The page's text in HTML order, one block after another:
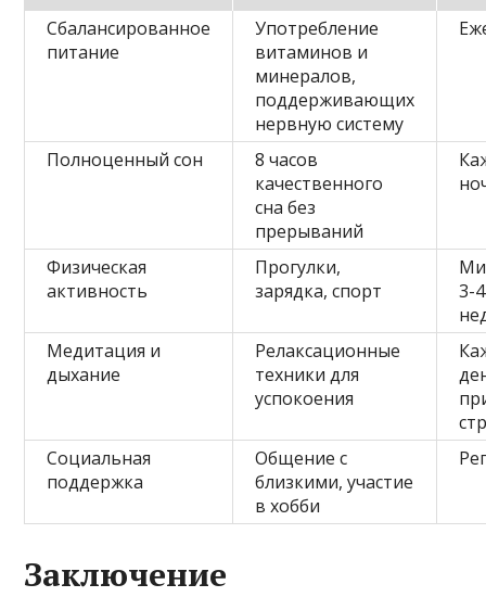
Сбалансированное
питание
Употребление
витаминов и
минералов,
поддерживающих
нервную систему
Полноценный сон
8 часов
качественного
сна без
прерываний
Физическая
активность
Прогулки,
зарядка, спорт
3-
Медитация и
дыхание
Релаксационные
техники для
успокоения
Социальная
поддержка
Общение с
близкими, участие
в хобби
Заключение